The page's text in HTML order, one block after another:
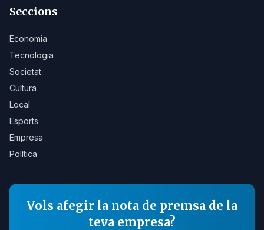
Seccions
Economia
Tecnologia
Societat
Cultura
Local
Esports
Empresa
Política
Vols afegir la nota de premsa de la
teva empresa?